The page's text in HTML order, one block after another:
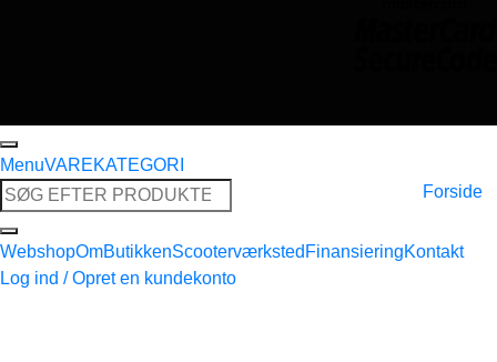
MenuVAREKATEGORI
Søg
efter:
Forside
WebshopOmButikkenScooterværksted FinansieringKontakt
Log ind / Opret en kundekonto